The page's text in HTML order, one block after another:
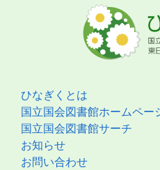
ひなぎくとは
国立国会図書館ホームペー
国立国会図書館サーチ
お知らせ
お問い合わせ